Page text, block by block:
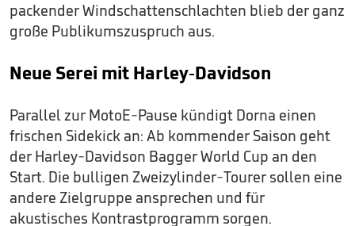
packender Windschattenschlachten blieb der ganz
große Publikumszuspruch aus.
Neue Serei mit Harley-Davidson
Parallel zur MotoE-Pause kündigt Dorna einen
frischen Sidekick an: Ab kommender Saison geht
der Harley-Davidson Bagger World Cup an den
Start. Die bulligen Zweizylinder-Tourer sollen eine
andere Zielgruppe ansprechen und für
akustisches Kontrastprogramm sorgen.